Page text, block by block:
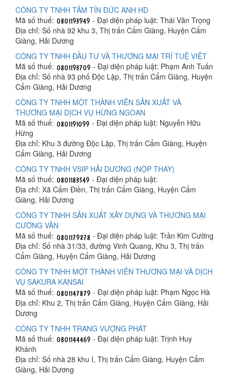
CÔNG TY TNHH TÂM TÍN ĐỨC ANH HD
Mã số thuế:
- Đại diện pháp luật: Thái Văn Trọng
Địa chỉ: Số nhà 92 khu 3, Thị trấn Cẩm Giàng, Huyện Cẩm
Giàng, Hải Dương
CÔNG TY TNHH ĐẦU TƯ VÀ THƯƠNG MẠI TRÍ TUỆ VIỆT
Mã số thuế:
- Đại diện pháp luật: Phạm Anh Tuấn
Địa chỉ: Số nhà 93 phố Độc Lập, Thị trấn Cẩm Giàng, Huyện
Cẩm Giàng, Hải Dương
CÔNG TY TNHH MỘT THÀNH VIÊN SẢN XUẤT VÀ
THƯƠNG MẠI DỊCH VỤ HỪNG NGOAN
Mã số thuế:
- Đại diện pháp luật: Nguyễn Hữu
Hừng
Địa chỉ: Khu 3 đường Độc Lập, Thị trấn Cẩm Giàng, Huyện
Cẩm Giàng, Hải Dương
CÔNG TY TNHH VSIP HẢI DƯƠNG (NỘP THAY)
Mã số thuế:
- Đại diện pháp luật:
Địa chỉ: Xã Cẩm Điền, Thị trấn Cẩm Giàng, Huyện Cẩm
Giàng, Hải Dương
CÔNG TY TNHH SẢN XUẤT XÂY DỰNG VÀ THƯƠNG MẠI
CƯỜNG VÂN
Mã số thuế:
- Đại diện pháp luật: Trần Kim Cường
Địa chỉ: Số nhà 31/33, đường Vinh Quang, Khu 3, Thị trấn
Cẩm Giàng, Huyện Cẩm Giàng, Hải Dương
CÔNG TY TNHH MỘT THÀNH VIÊN THƯƠNG MẠI VÀ DỊCH
VỤ SAKURA KANSAI
Mã số thuế:
- Đại diện pháp luật: Phạm Ngọc Hà
Địa chỉ: Khu 2, Thị trấn Cẩm Giàng, Huyện Cẩm Giàng, Hải
Dương
CÔNG TY TNHH TRANG VƯỢNG PHÁT
Mã số thuế:
- Đại diện pháp luật: Trịnh Huy
Khánh
Địa chỉ: Số nhà 28 khu I, Thị trấn Cẩm Giàng, Huyện Cẩm
Giàng, Hải Dương